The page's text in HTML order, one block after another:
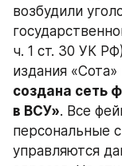
возбудили
ч. 1 ст. 30 УК
издания
создана сеть
в ВСУ». Все
персональные
управляются